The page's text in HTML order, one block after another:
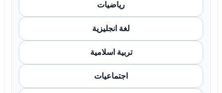
رياضيات
لغة انجليزية
تربية اسلامية
اجتماعيات